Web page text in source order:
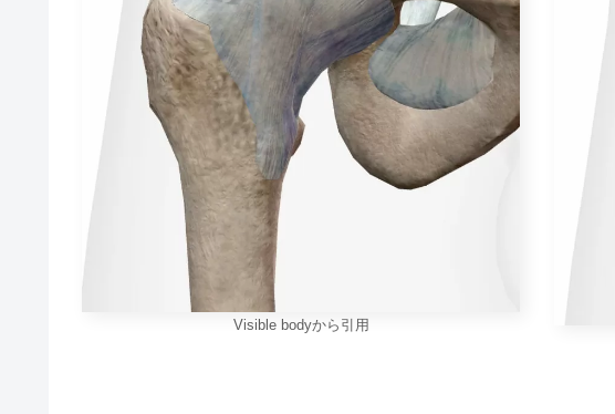
Visible bodyから引用